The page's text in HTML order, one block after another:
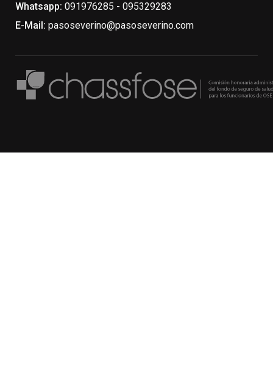
Whatsapp: 091976285 - 095329283
E-Mail: pasoseverino@pasoseverino.com